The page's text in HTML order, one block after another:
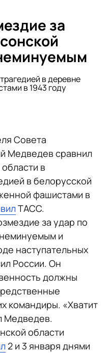
за
в деревне
в 1943 году
Совета
Медведев сравнил
в
в белорусской
фашистами в
ТАСС.
за удар по
и
наступательных
России. Он
должны
командиры. «Хватит
Медведев.
области
2 и 3 января днями